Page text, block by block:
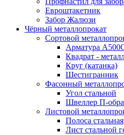
Евроштакетник
Забор Жалюзи
Чёрный металлопрокат
Сортовой
Арматура
Квадрат -
Круг (катанка)
Шестигранник
Фасонный
Угол стальной
Швеллер П-
Листовой
Полоса стальная
Лист стальной